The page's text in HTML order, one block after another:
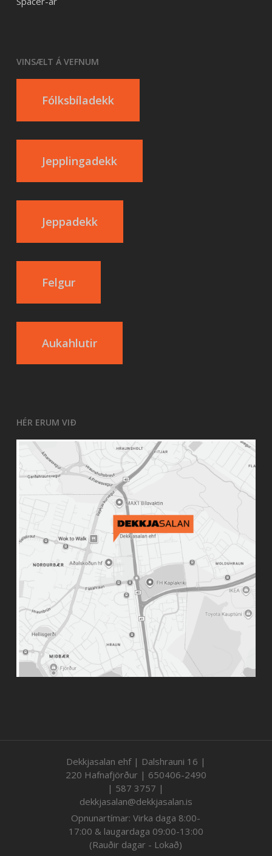
VINSÆLT Á VEFNUM
Fólksbíladekk
Jepplingadekk
Jeppadekk
Felgur
Aukahlutir
HÉR ERUM VIÐ
Dekkjasalan ehf | Dalshrauni 16 |
220 Hafnafjörður | 650406-2490
| 587 3757 |
dekkjasalan@dekkjasalan.is
Opnunartímar: Virka daga 8:00-
17:00 & laugardaga 09:00-13:00
(Rauðir dagar - Lokað)